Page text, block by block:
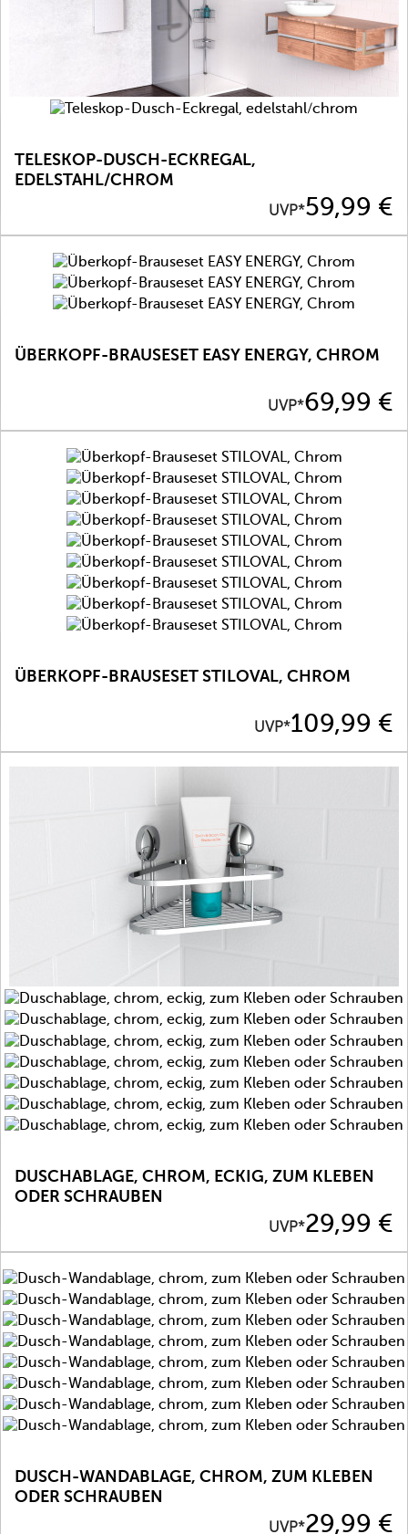
TELESKOP-DUSCH-ECKREGAL,
EDELSTAHL/CHROM
Preis
UVP*59,99 €
ÜBERKOPF-BRAUSESET EASY ENERGY, CHROM
Preis
UVP*69,99 €
ÜBERKOPF-BRAUSESET STILOVAL, CHROM
Preis
UVP*109,99 €
DUSCHABLAGE, CHROM, ECKIG, ZUM KLEBEN
ODER SCHRAUBEN
Preis
UVP*29,99 €
DUSCH-WANDABLAGE, CHROM, ZUM KLEBEN
ODER SCHRAUBEN
Preis
UVP*29,99 €